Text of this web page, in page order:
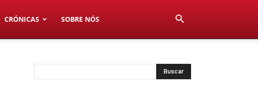
CRÓNICAS SOBRE NÓS